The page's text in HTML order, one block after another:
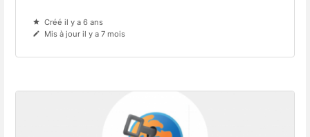
Créé il y a 6 ans
Mis à jour il y a 7 mois